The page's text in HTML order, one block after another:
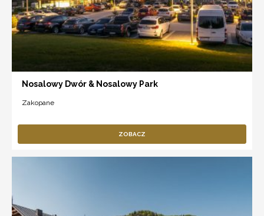
Nosalowy Dwór & Nosalowy Park
Zakopane
ZOBACZ